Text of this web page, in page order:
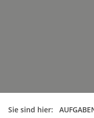
Sie sind hier:
Anbieter: